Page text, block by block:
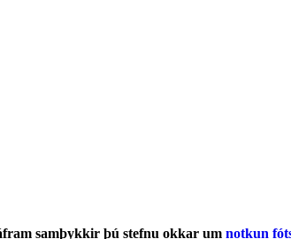
samþykkir þú stefnu okkar um notkun